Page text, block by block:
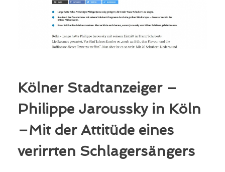
Kölner Stadtanzeiger –
Philippe Jaroussky in Köln
–Mit der Attitüde eines
verirrten Schlagersängers